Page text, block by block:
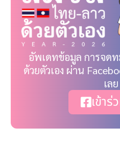
อัพเดทข้อมูล การจด
ด้วยตัวเอง ผ่าน
เล
เข้า